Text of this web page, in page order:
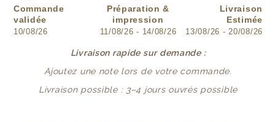
Commande
validée
10/08/26
Préparation &
impression
11/08/26 - 14/08/26
Livraison
Estimée
13/08/26 - 20/08/26
Livraison rapide sur demande :
Ajoutez une note lors de votre commande.
Livraison possible : 3–4 jours ouvrés possible